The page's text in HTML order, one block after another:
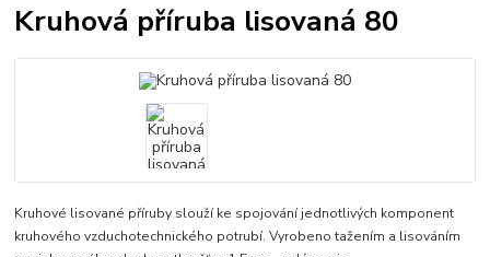
Kruhová příruba lisovaná 80
Kruhové lisované příruby slouží ke spojování jednotlivých komponent
kruhového vzduchotechnického potrubí. Vyrobeno tažením a lisováním